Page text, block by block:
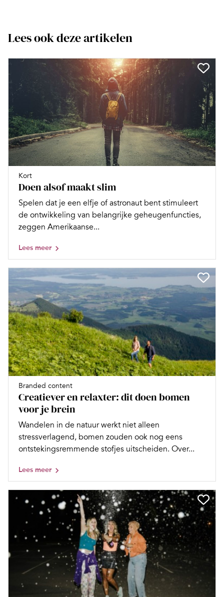
Lees ook deze artikelen
Kort
Doen alsof maakt slim
Spelen dat je een elfje of astronaut bent stimuleert
de ontwikkeling van belangrijke geheugenfuncties,
zeggen Amerikaanse...
Lees meer
Branded content
Creatiever en relaxter: dit doen bomen
voor je brein
Wandelen in de natuur werkt niet alleen
stressverlagend, bomen zouden ook nog eens
ontstekingsremmende stofjes uitscheiden. Over...
Lees meer